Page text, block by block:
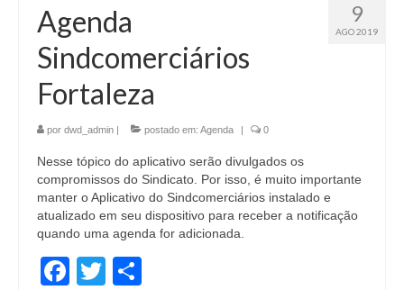
9
AGO 2019
Agenda
Sindcomerciários
Fortaleza
por dwd_admin | postado em: Agenda | 0
Nesse tópico do aplicativo serão divulgados os
compromissos do Sindicato. Por isso, é muito importante
manter o Aplicativo do Sindcomerciários instalado e
atualizado em seu dispositivo para receber a notificação
quando uma agenda for adicionada.
Facebook
Twitter